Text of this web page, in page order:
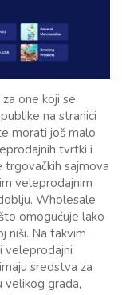
one koji se
na stranici
morati još malo
tvrtki i
trgovačkih sajmova
veleprodajnim
Wholesale
omogućuje lako
niši. Na takvim
veleprodajni
sredstva za
velikog grada,